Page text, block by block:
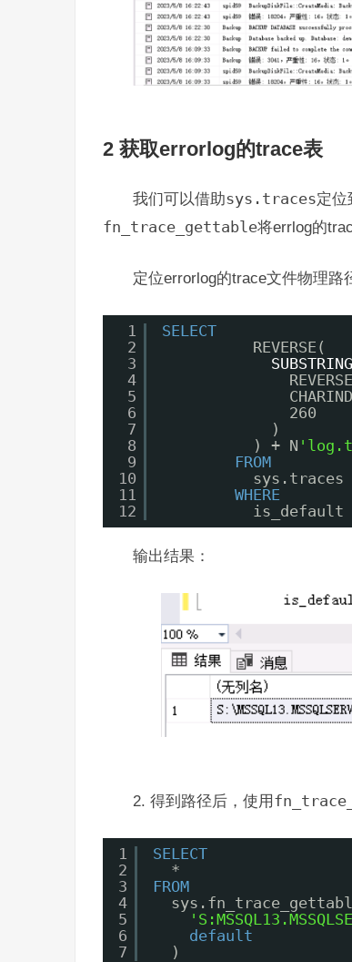
2 获取errorlog的trace表
我们可以借助sys.traces定位
fn_trace_gettable将errlog的
定位errorlog的trace文件物理路
1
2
3
4
5
6
7
8
9
10
11
12
SELECT
REVERSE(
SUBSTRING
260
)
) + N
FROM
sys.traces
WHERE
is_default
输出结果：
2. 得到路径后，使用
1
2
3
4
5
6
7
SELECT
*
FROM
default
)